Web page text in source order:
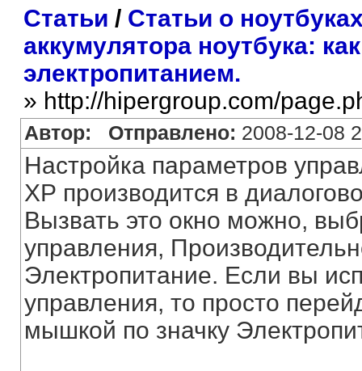
Статьи / Статьи о
аккумулятора ноутбука:
электропитанием.
» http://hipergroup.com/
Автор: Отправлено: 2008-12-08
Настройка параметров
ХР производится в
Вызвать это окно можно,
управления,
Электропитание. Если вы
управления, то просто
мышкой по значку